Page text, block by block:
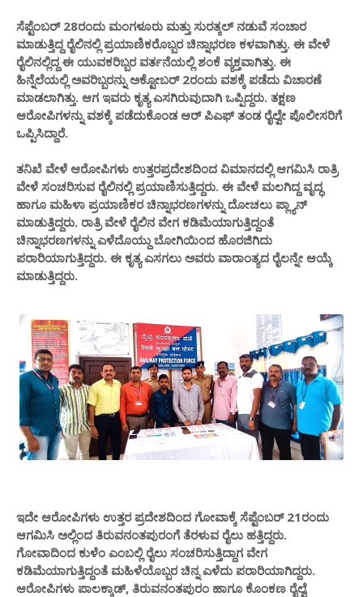
ಸೆಪ್ಟೆಂಬರ್ 28ರಂದು ಮಂಗಳೂರು ಮತ್ತು ಸುರತ್ಕಲ್ ನಡುವೆ ಸಂಚಾರ
ಮಾಡುತ್ತಿದ್ದ ರೈಲಿನಲ್ಲಿ ಪ್ರಯಾಣಿಕರೊಬ್ಬರ ಚಿನ್ನಾಭರಣ ಕಳವಾಗಿತ್ತು. ಈ ವೇಳೆ
ರೈಲಿನಲ್ಲಿದ್ದ ಈ ಯುವಕರಿಬ್ಬರ ವರ್ತನೆಯಲ್ಲಿ ಶಂಕೆ ವ್ಯಕ್ತವಾಗಿತ್ತು. ಈ
ಹಿನ್ನೆಲೆಯಲ್ಲಿ ಅವರಿಬ್ಬರನ್ನು ಅಕ್ಟೋಬರ್ 2ರಂದು ವಶಕ್ಕೆ ಪಡೆದು ವಿಚಾರಣೆ
ಮಾಡಲಾಗಿತ್ತು. ಆಗ ಇವರು ಕೃತ್ಯ ಎಸಗಿರುವುದಾಗಿ ಒಪ್ಪಿದ್ದರು. ತಕ್ಷಣ
ಆರೋಪಿಗಳನ್ನು ವಶಕ್ಕೆ ಪಡೆದುಕೊಂಡ ಆರ್ ಪಿಎಫ್ ತಂಡ ರೈಲ್ವೇ ಪೊಲೀಸರಿಗೆ
ಒಪ್ಪಿಸಿದ್ದಾರೆ.
ತನಿಖೆ ವೇಳೆ ಆರೋಪಿಗಳು ಉತ್ತರಪ್ರದೇಶದಿಂದ ವಿಮಾನದಲ್ಲಿ ಆಗಮಿಸಿ ರಾತ್ರಿ
ವೇಳೆ ಸಂಚರಿಸುವ ರೈಲಿನಲ್ಲಿ ಪ್ರಯಾಣಿಸುತ್ತಿದ್ದರು. ಈ ವೇಳೆ ಮಲಗಿದ್ದ ವೃದ್ಧ
ಹಾಗೂ ಮಹಿಳಾ ಪ್ರಯಾಣಿಕರ ಚಿನ್ನಾಭರಣಗಳನ್ನು ದೋಚಲು ಪ್ಲ್ಯಾನ್
ಮಾಡುತ್ತಿದ್ದರು. ರಾತ್ರಿ ವೇಳೆ ರೈಲಿನ ವೇಗ ಕಡಿಮೆಯಾಗುತ್ತಿದ್ದಂತೆ
ಚಿನ್ನಾಭರಣಗಳನ್ನು ಎಳೆದೊಯ್ದು ಬೋಗಿಯಿಂದ ಹೊರಜಿಗಿದು
ಪರಾರಿಯಾಗುತ್ತಿದ್ದರು. ಈ ಕೃತ್ಯ ಎಸಗಲು ಅವರು ವಾರಾಂತ್ಯದ ರೈಲನ್ನೇ ಆಯ್ಕೆ
ಮಾಡುತ್ತಿದ್ದರು.
ಇದೇ ಆರೋಪಿಗಳು ಉತ್ತರ ಪ್ರದೇಶದಿಂದ ಗೋವಾಕ್ಕೆ ಸೆಪ್ಟೆಂಬರ್ 21ರಂದು
ಆಗಮಿಸಿ ಅಲ್ಲಿಂದ ತಿರುವನಂತಪುರಂಗೆ ತೆರಳುವ ರೈಲು ಹತ್ತಿದ್ದರು.
ಗೋವಾದಿಂದ ಕುಳೆಂ ಎಂಬಲ್ಲಿ ರೈಲು ಸಂಚರಿಸುತ್ತಿದ್ದಾಗ ವೇಗ
ಕಡಿಮೆಯಾಗುತ್ತಿದ್ದಂತೆ ಮಹಿಳೆಯೊಬ್ಬರ ಚಿನ್ನ ಎಳೆದು ಪರಾರಿಯಾಗಿದ್ದರು.
ಆರೋಪಿಗಳು ಪಾಲಕ್ಕಾಡ್, ತಿರುವನಂತಪುರಂ ಹಾಗೂ ಕೊಂಕಣ ರೈಲ್ವೆ